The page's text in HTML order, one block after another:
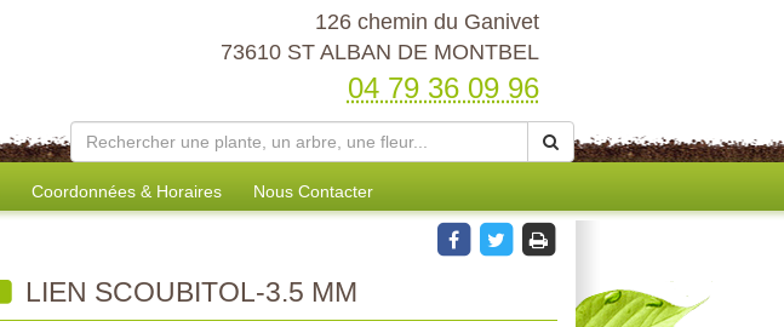
126 chemin du Ganivet
73610 ST ALBAN DE MONTBEL
04 79 36 09 96
Coordonnées & Horaires Nous Contacter
LIEN SCOUBITOL-3.5 MM